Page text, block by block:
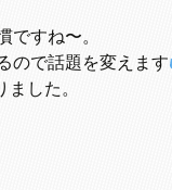
ですね〜。
ので話題を変えます
した。